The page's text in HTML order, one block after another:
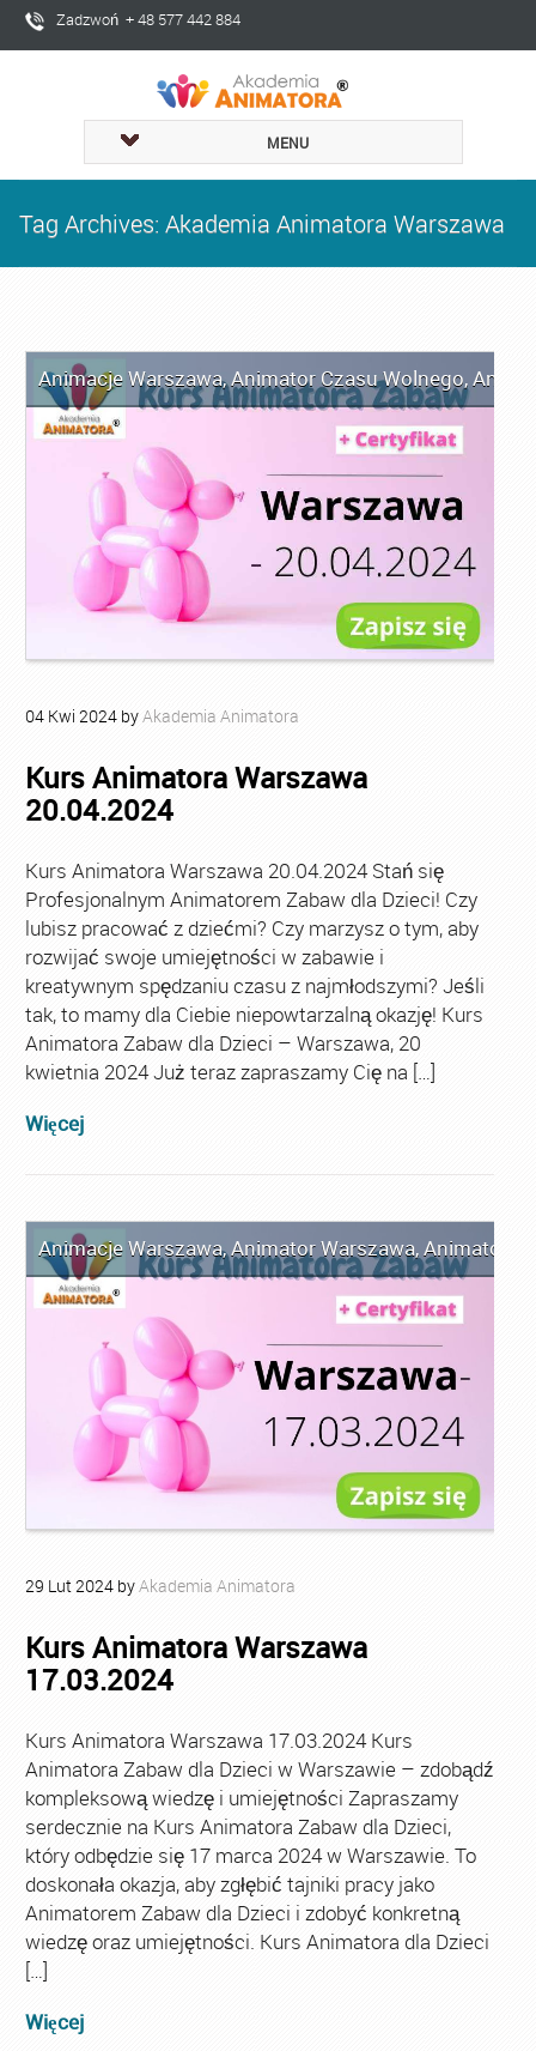
Zadzwoń + 48 577 442 884
MENU
Tag Archives: Akademia Animatora Warszawa
Animacje Warszawa,Animator Czasu Wolnego,
04 Kwi 2024 byAkademia Animatora
Kurs Animatora Warszawa
20.04.2024
Kurs Animatora Warszawa 20.04.2024 Stań się
Profesjonalnym Animatorem Zabaw dla Dzieci! Czy
lubisz pracować z dziećmi? Czy marzysz o tym, aby
rozwijać swoje umiejętności w zabawie i
kreatywnym spędzaniu czasu z najmłodszymi? Jeśli
tak, to mamy dla Ciebie niepowtarzalną okazję! Kurs
Animatora Zabaw dla Dzieci – Warszawa, 20
kwietnia 2024 Już teraz zapraszamy Cię na […]
Więcej
Animacje Warszawa,Animator Warszawa,Animator
29 Lut2024 byAkademia Animatora
Kurs Animatora Warszawa
17.03.2024
Kurs Animatora Warszawa 17.03.2024 Kurs
Animatora Zabaw dla Dzieci w Warszawie – zdobądź
kompleksową wiedzę i umiejętności Zapraszamy
serdecznie na Kurs Animatora Zabaw dla Dzieci,
który odbędzie się 17 marca 2024 w Warszawie. To
doskonała okazja, aby zgłębić tajniki pracy jako
Animatorem Zabaw dla Dzieci i zdobyć konkretną
wiedzę oraz umiejętności. Kurs Animatora dla Dzieci
[…]
Więcej